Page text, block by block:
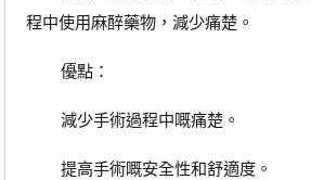
程中使用麻醉藥物，減少痛楚。
優點：
減少手術過程中嘅痛楚。
提高手術嘅安全性和舒適度。